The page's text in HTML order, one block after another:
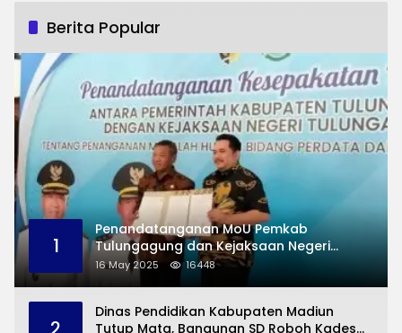
Berita Popular
1
Penandatanganan MoU Pemkab
Tulungagung dan Kejaksaan Negeri
Permasalahan Hukum
16 May 2025 16448
Dinas Pendidikan Kabupaten Madiun
Tutup Mata, Bangunan SD Roboh Kades